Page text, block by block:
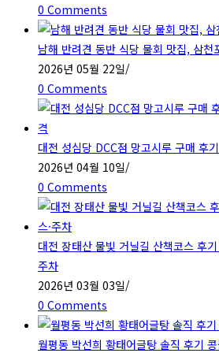
0 Comments
남해 반려견 동반 식당 물회 맛집, 삼천
2026년 05월 22일/
0 Comments
대전 성심당 DCC점 망고시루 구매 후
2026년 04월 10일/
0 Comments
대전 장태산 물빛 거닐길 산책코스 후
주차
2026년 03월 03일/
0 Comments
월평동 박선희 황태어글탕 솔직 후기